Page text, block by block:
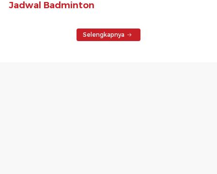
Jadwal Badminton
Selengkapnya